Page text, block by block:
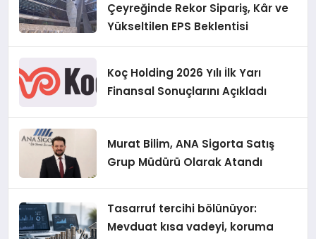
Çeyreğinde Rekor Sipariş, Kâr ve
Yükseltilen EPS Beklentisi
Koç Holding 2026 Yılı İlk Yarı
Finansal Sonuçlarını Açıkladı
Murat Bilim, ANA Sigorta Satış
Grup Müdürü Olarak Atandı
Tasarruf tercihi bölünüyor:
Mevduat kısa vadeyi, koruma